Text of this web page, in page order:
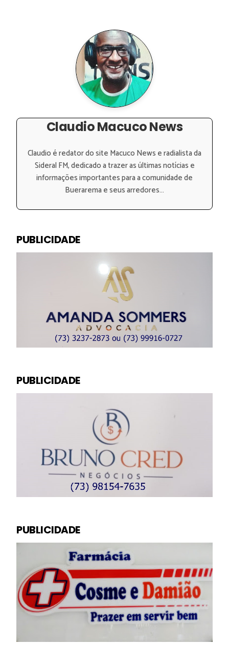
Claudio Macuco News
Claudio é redator do site Macuco News e radialista da
Sideral FM, dedicado a trazer as últimas notícias e
informações importantes para a comunidade de
Buerarema e seus arredores...
PUBLICIDADE
PUBLICIDADE
PUBLICIDADE